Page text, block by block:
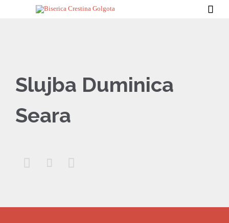

Slujba Duminica
Seara
  